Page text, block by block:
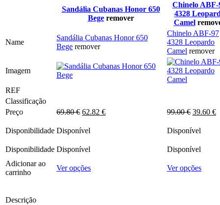
page
Sandália Cubanas Honor 650
Bege remover
Chinelo ABF-
4328
Camel
Name
Sandália Cubanas Honor 650
Bege remover
Chinelo ABF-97
4328 Leopardo
Camel remover
Imagem
REF
Classificação
Preço
69.80€ O
original
69.80 €.
62.82 €O
99.00€ O
original
99.00 €.
39.60 €
Disponibilidade Disponível Disponível
Disponibilidade Disponível
Disponível
Adicionar ao
carrinho
Ver opçõesThis
Ver opçõesThis
Descrição